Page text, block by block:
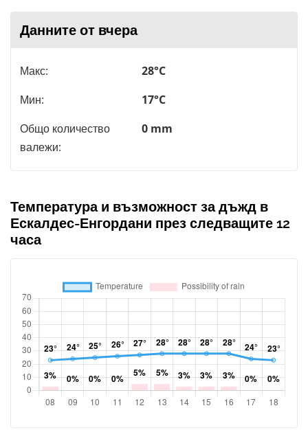
Данните от вчера
Макс:
28°C
Мин:
17°C
Общо количество
валежи:
0 mm
Температура и възможност за дъжд в
Ескалдес-Енгордани през следващите 12
часа